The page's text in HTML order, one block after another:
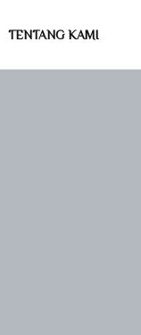
TENTANG KAMI